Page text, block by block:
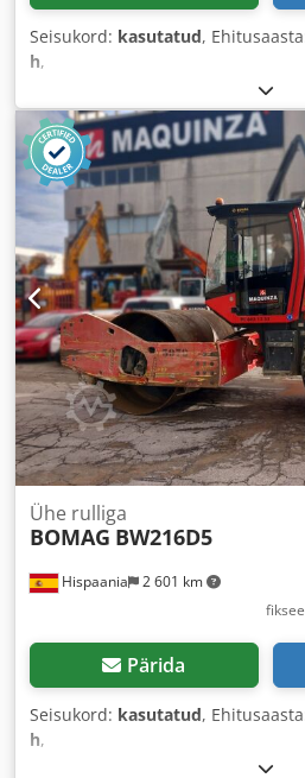
Seisukord: kasutatud,
h,
Hispaania 2 601 km
Ühe rulliga
BOMAG BW216D5
Pärida
Seisukord: kasutatud,
h,